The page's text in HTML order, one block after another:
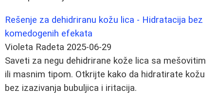
Rešenje za dehidriranu kožu lica - Hidratacija bez
komedogenih efekata
Violeta Radeta 2025-06-29
Saveti za negu dehidrirane kože lica sa mešovitim
ili masnim tipom. Otkrijte kako da hidratirate kožu
bez izazivanja bubuljica i iritacija.